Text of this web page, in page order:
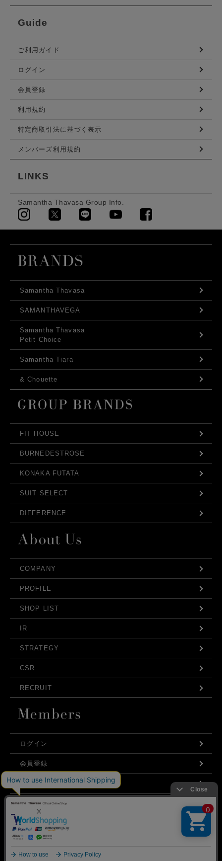
Guide
ご利用ガイド
ログイン
会員登録
利用規約
特定商取引法に基づく表示
メンバーズ利用規約
LINKS
Samantha Thavasa Group Info.
Samantha Thavasa
SAMANTHAVEGA
Samantha Thavasa
Petit Choice
Samantha Tiara
& Chouette
FIT HOUSE
BURNEDESTROSE
KONAKA FUTATA
SUIT SELECT
DIFFERENCE
COMPANY
PROFILE
SHOP LIST
IR
STRATEGY
CSR
RECRUIT
ログイン
会員登録
利用規約
お問い合わせ
プライバシーポリシー
©Samantha Thavasa Japan Limited
弊社はCookieを利用し、Webの利便性向上に努め
ております。「承諾する」をクリックしていただ
くと、お客様に最適な内容を提供することが可能
ご覧ください。
承諾する